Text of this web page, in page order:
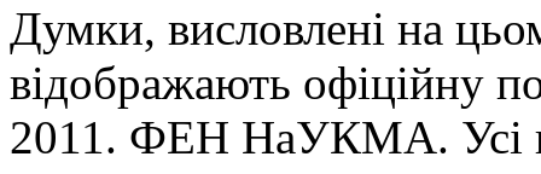
Думки, висловлені на
відображають офіційну
2011. ФЕН НаУКМА. Усі